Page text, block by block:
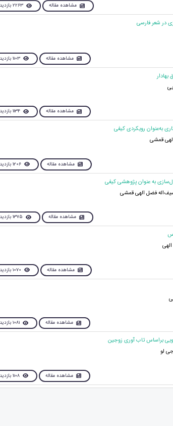
مشاهده مقاله 2263 بازدید
مشاهده مقاله 1103 بازدید
مشاهده مقاله 1134 بازدید
قمشی
مشاهده مقاله 1206 بازدید
فضل الهی قمشی
مشاهده مقاله 1375 بازدید
مشاهده مقاله 1070 بازدید
مشاهده مقاله 1081 بازدید
لو
مشاهده مقاله 1108 بازدید